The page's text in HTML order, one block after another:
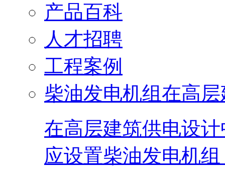
产品百科
人才招聘
工程案例
柴油发电机组在高
在高层建筑供电设
应设置柴油发电机